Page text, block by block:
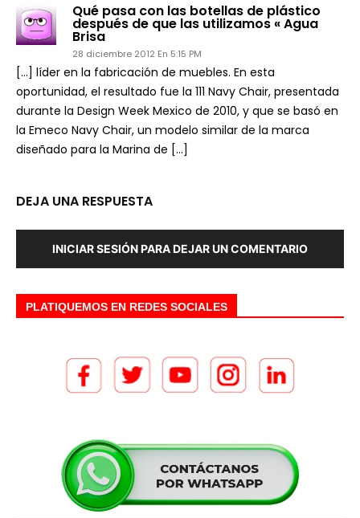
Qué pasa con las botellas de plástico
después de que las utilizamos « Agua
Brisa
28 diciembre 2012 En 5:15 PM
[…] líder en la fabricación de muebles. En esta
oportunidad, el resultado fue la 111 Navy Chair, presentada
durante la Design Week Mexico de 2010, y que se basó en
la Emeco Navy Chair, un modelo similar de la marca
diseñado para la Marina de […]
DEJA UNA RESPUESTA
INICIAR SESIÓN PARA DEJAR UN COMENTARIO
PLATIQUEMOS EN REDES SOCIALES